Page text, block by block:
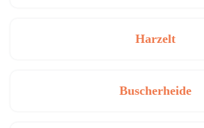
Harzelt
Buscherheide